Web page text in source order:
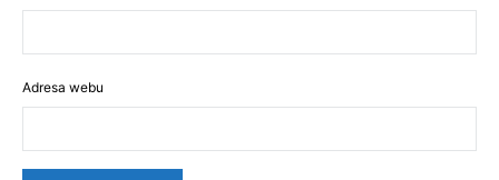
Adresa webu